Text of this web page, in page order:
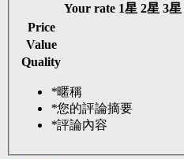
Your rate 1星 2星 3星
Price
Value
Quality
*暱稱
*您的評論摘要
*評論內容